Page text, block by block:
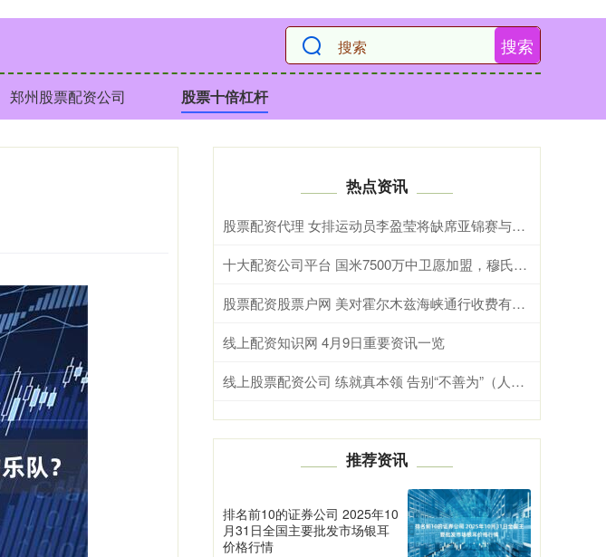
搜索
郑州股票配资公司 股票十倍杠杆
热点资讯
股票配资代理 女排运动员李盈莹将缺席亚锦赛与亚运会
十大配资公司平台 国米7500万中卫愿加盟，穆氏皇马暂搁置引援，沙特球队加入竞争
股票配资股票户网 美对霍尔木兹海峡通行收费有多离谱
线上配资知识网 4月9日重要资讯一览
线上股票配资公司 练就真本领 告别“不善为”（人民眼·全面增强干部队伍现代化建设能力）
推荐资讯
排名前10的证券公司 2025年10
月31日全国主要批发市场银耳
价格行情